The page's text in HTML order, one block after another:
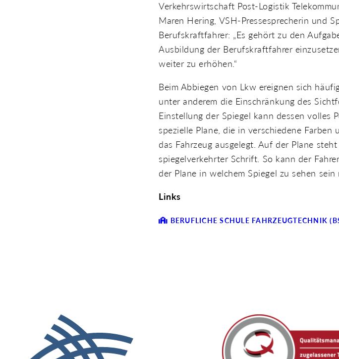
Verkehrswirtschaft Post-Logistik
Maren Hering, VSH-Pressesprecherin und
Berufskraftfahrer: „Es gehört zu den
Ausbildung der Berufskraftfahrer
weiter zu erhöhen.“
Beim Abbiegen von Lkw ereignen sich
unter anderem die Einschränkung des
Einstellung der Spiegel kann dessen volles
spezielle Plane, die in verschiedene
das Fahrzeug ausgelegt. Auf der Plane
spiegelverkehrter Schrift. So kann der
der Plane in welchem Spiegel zu sehen sein
Links
BERUFLICHE SCHULE FAHRZEUGTECHNIK